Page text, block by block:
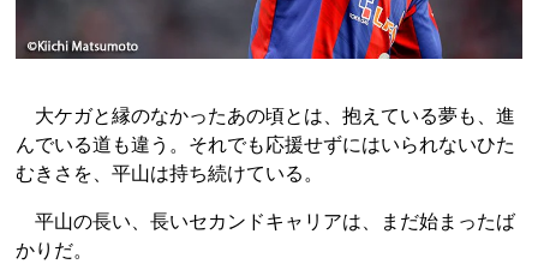
大ケガと縁のなかったあの頃とは、抱えている夢も、進
んでいる道も違う。それでも応援せずにはいられないひた
むきさを、平山は持ち続けている。
平山の長い、長いセカンドキャリアは、まだ始まったば
かりだ。